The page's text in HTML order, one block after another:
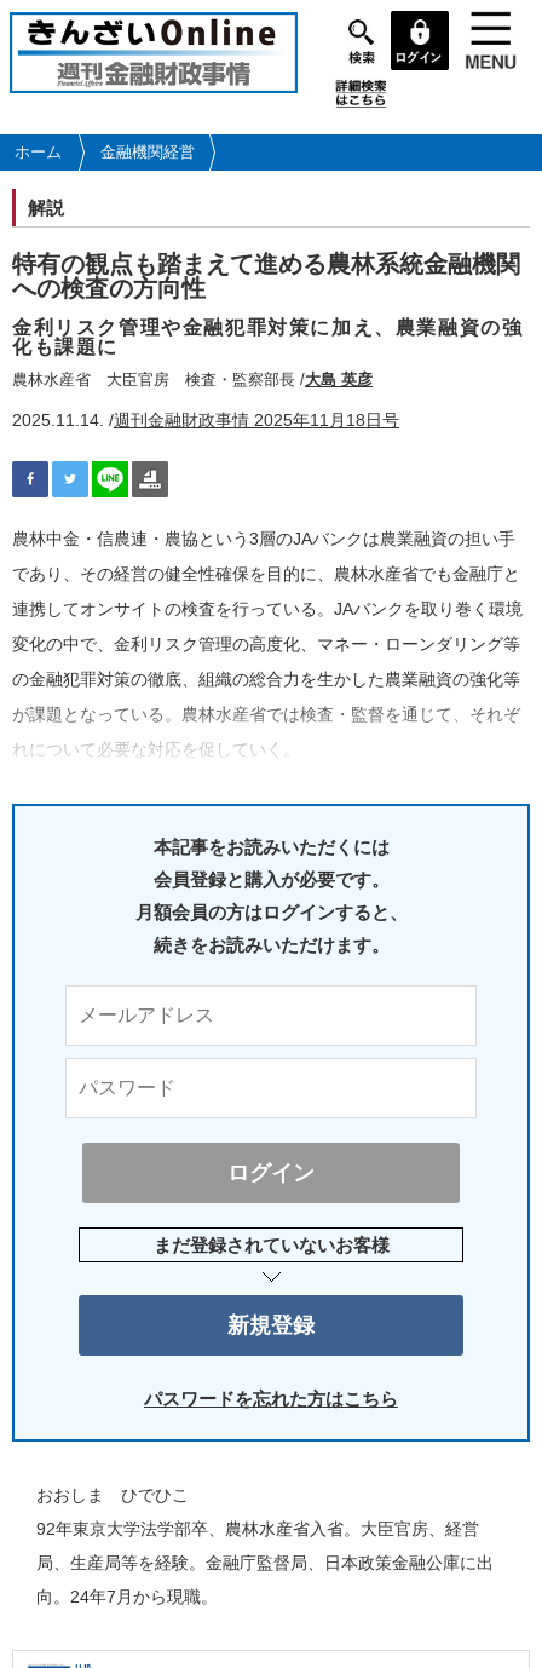
メ
イ
コ
ン
に
移
動
ホーム 金融機関経営
解説
特有の観点も踏まえて進める農林系統金融機関
への検査の方向性
金利リスク管理や金融犯罪対策に加え、農業融資の強
化も課題に
農林水産省 大臣官房 検査・監察部長 /大島 英彦
2025.11.14. /週刊金融財政事情 2025年11月18日号
農林中金・信農連・農協という3層のJAバンクは農業融資の担い手
であり、その経営の健全性確保を目的に、農林水産省でも金融庁と
連携してオンサイトの検査を行っている。JAバンクを取り巻く環境
変化の中で、金利リスク管理の高度化、マネー・ローンダリング等
の金融犯罪対策の徹底、組織の総合力を生かした農業融資の強化等
が課題となっている。農林水産省では検査・監督を通じて、それぞ
れについて必要な対応を促していく。
本記事をお読みいただくには
会員登録と購入が必要です。
月額会員の方はログインすると、
続きをお読みいただけます。
まだ登録されていないお客様
パスワードを忘れた方はこちら
おおしま ひでひこ
92年東京大学法学部卒、農林水産省入省。大臣官房、経営
局、生産局等を経験。金融庁監督局、日本政策金融公庫に出
向。24年7月から現職。